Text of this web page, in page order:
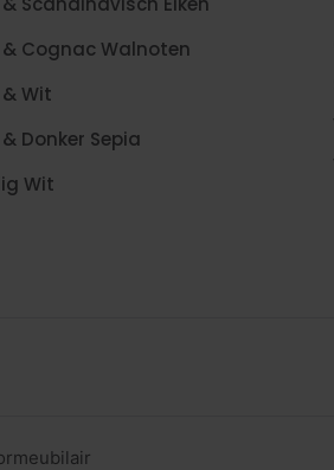
Cognac Walnoten
Wit
Donker Sepia
Wit